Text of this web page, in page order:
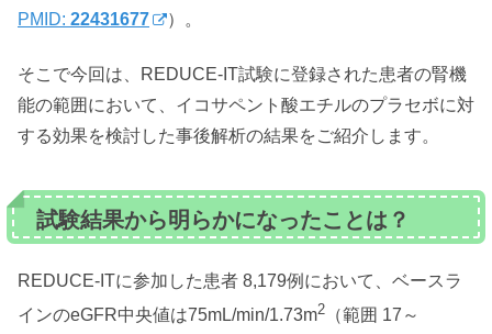
PMID: 22431677 ）。
そこで今回は、REDUCE-IT試験に登録された患者の腎機
能の範囲において、イコサペント酸エチルのプラセボに対
する効果を検討した事後解析の結果をご紹介します。
試験結果から明らかになったことは？
REDUCE-ITに参加した患者 8,179例において、ベースラ
インのeGFR中央値は75mL/min/1.73m2 （範囲 17～